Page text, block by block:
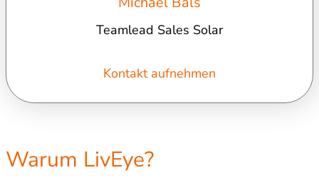
Teamlead Sales Solar
Kontakt aufnehmen
Warum LivEye?